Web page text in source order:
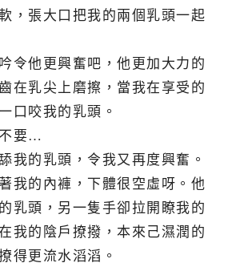
，張大口把我的兩個乳頭一起
令他更興奮吧，他更加大力的
在乳尖上磨擦，當我在享受的
口咬我的乳頭。
要…
我的乳頭，令我又再度興奮。
我的內褲，下體很空虛呀。他
乳頭，另一隻手卻拉開瞭我的
我的陰戶撩撥，本來己濕潤的
得更流水滔滔。